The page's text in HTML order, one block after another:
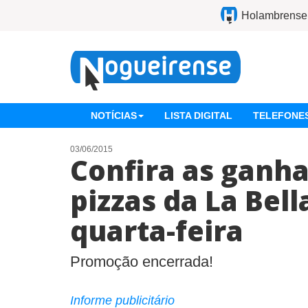
Holambrense
NOTÍCIAS LISTA DIGITAL
03/06/2015
Confira as
pizzas da La
quarta-feira
Promoção encerrada!
Informe publicitário